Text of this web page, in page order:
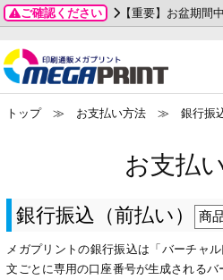
ご確認ください 【重要】お盆期間
商品一
グッズ
ステッカー
ックカード印刷
業ツール印刷
ご利用ガイ
お客様へ
いて
方法
/送料について
刷
カード印刷
ックカード名刺
ムカード
データ作成ガイ
成前に
ガイド
加工指示ガイド
テンプレー
ード印刷
名刺印刷
ックカード
ード印刷
一覧
わせ
り
プル請求
2026年 8月
月
火 水 木 金
土
1
13 14
15
24
25 26 27 28
29
2026年 9月
トップ≫ お支払い方法 ≫ 銀行振
お支払
銀行振込（前払い） 商
メガプリントの銀行振込は「バーチャ
文ごとに専用の口座番号が生成される